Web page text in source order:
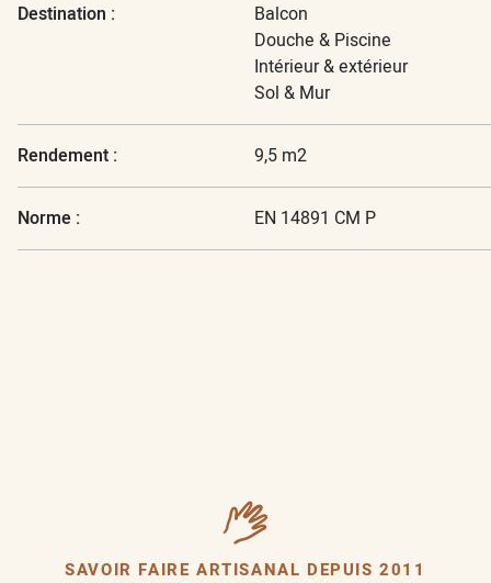
Destination :
Balcon
Douche & Piscine
Intérieur & extérieur
Sol & Mur
Rendement : 9,5 m2
Norme : EN 14891 CM P
SAVOIR FAIRE ARTISANAL DEPUIS 2011